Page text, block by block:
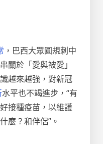
，巴西大眾圓規刺中
關於「愛與被愛」
越來越強，對新冠
水平也不竭進步，“有
接種疫苗，以維護
麼？和伴侶”。